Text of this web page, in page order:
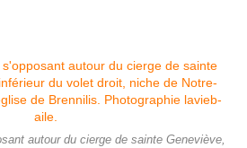
autour du cierge de sainte Geneviève,